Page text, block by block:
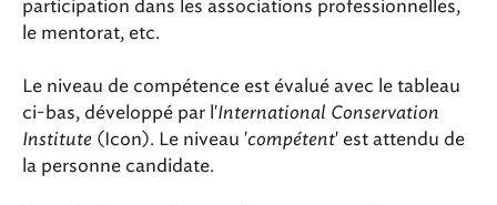
participation dans les associations professionnelles,
le mentorat, etc.
Le niveau de compétence est évalué avec le tableau
ci-bas, développé par l'International Conservation
Institute (Icon). Le niveau 'compétent' est attendu de
la personne candidate.